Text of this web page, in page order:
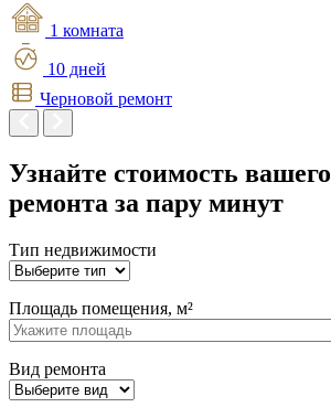
1 комната
10 дней
Черновой ремонт
Узнайте стоимость вашего
ремонта за пару минут
Тип недвижимости
Площадь помещения, м²
Вид ремонта